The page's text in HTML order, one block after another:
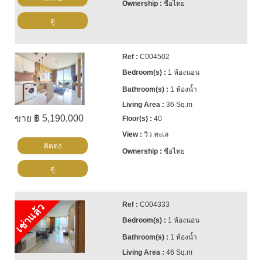
ชื่อไทย
ดู
ขาย ฿ 5,190,000
C004502
1 ห้องนอน
1 ห้องน้ำ
36 Sq.m
40
วิว ทะเล
ชื่อไทย
ติดต่อ
ดู
เช่าแล้ว
C004333
1 ห้องนอน
1 ห้องน้ำ
46 Sq.m